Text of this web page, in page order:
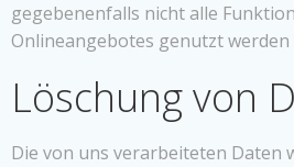
gegebenenfalls nicht alle
Onlineangebotes genutzt werden
Löschung von
Die von uns verarbeiteten Daten